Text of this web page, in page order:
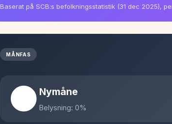
Baserat på SCB:s befolkningsstatistik (31 dec 2025),
MÅNFAS
🌑 Nymåne
Belysning: 0%